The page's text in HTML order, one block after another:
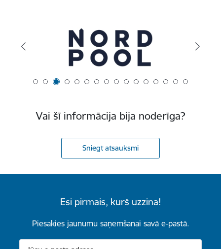
Vai šī informācija bija noderīga?
Sniegt atsauksmi
Esi pirmais, kurš uzzina!
Piesakies jaunumu saņemšanai savā e-pastā.